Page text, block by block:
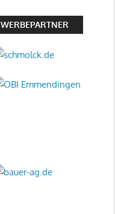
WERBEPARTNER